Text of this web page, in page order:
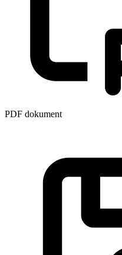
PDF dokument